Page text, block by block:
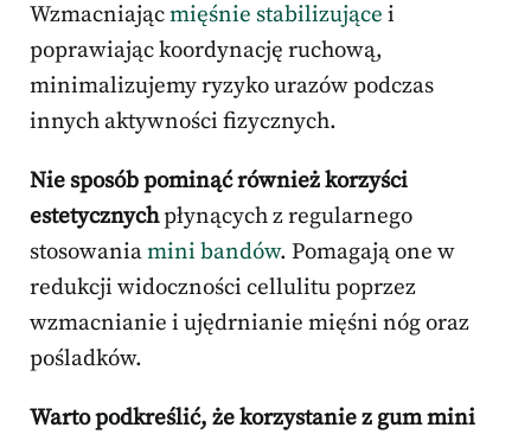
Wzmacniającmięśnie stabilizujące i
poprawiając koordynację ruchową,
minimalizujemy ryzyko urazów podczas
innych aktywności fizycznych.
Nie sposób pominąć również korzyści
estetycznychpłynących z regularnego
stosowaniamini bandów. Pomagają one w
redukcji widoczności cellulitu poprzez
wzmacnianie i ujędrnianie mięśni nóg oraz
pośladków.
Warto podkreślić, że korzystanie z gum mini